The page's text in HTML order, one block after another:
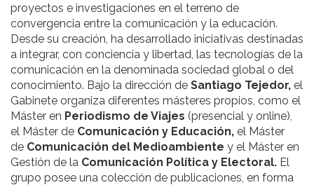
proyectos e investigaciones en el terreno de
convergencia entre la comunicación y la educación.
Desde su creación, ha desarrollado iniciativas destinadas
a integrar, con conciencia y libertad, las tecnologías de la
comunicación en la denominada sociedad global o del
conocimiento. Bajo la dirección de Santiago Tejedor, el
Gabinete organiza diferentes másteres propios, como el
Máster en Periodismo de Viajes (presencial y online),
el Máster de Comunicación y Educación, el Máster
de Comunicación del Medioambiente y el Máster en
Gestión de la Comunicación Política y Electoral. El
grupo posee una colección de publicaciones, en forma